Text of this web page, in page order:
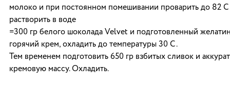
молоко и при постоянном помешивании проварить до 82
растворить в воде
=300 гр белого шоколада Velvet и подготовленный
горячий крем, охладить до температуры 30 С.
Тем временем подготовить 650 гр взбитых сливок и
кремовую массу. Охладить.